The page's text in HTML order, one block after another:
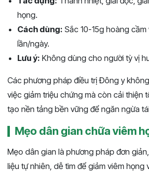
họng.
Cách dùng: Sắc 10-15g hoàng
lần/ngày.
Lưu ý: Không dùng cho người tỳ vị
Các phương pháp điều trị Đông y
việc giảm triệu chứng mà còn cải thiện
tạo nền tảng bền vững để ngăn ngừa
Mẹo dân gian chữa viêm
Mẹo dân gian là phương pháp đơn
liệu tự nhiên, dễ tìm để giảm viêm họng